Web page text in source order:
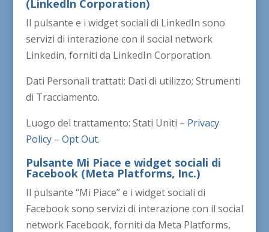
(LinkedIn Corporation)
Il pulsante e i widget sociali di LinkedIn sono
servizi di interazione con il social network
Linkedin, forniti da LinkedIn Corporation.
Dati Personali trattati: Dati di utilizzo; Strumenti
di Tracciamento.
Luogo del trattamento: Stati Uniti – Privacy
Policy– Opt Out.
Pulsante Mi Piace e widget sociali di
Facebook (Meta Platforms, Inc.)
Il pulsante “Mi Piace” e i widget sociali di
Facebook sono servizi di interazione con il social
network Facebook, forniti da Meta Platforms,